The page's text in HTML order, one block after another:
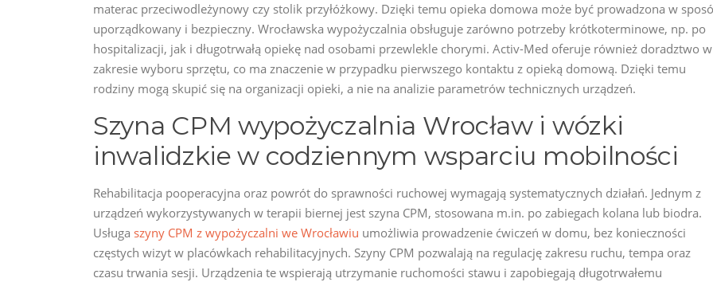
materac przeciwodleżynowy czy stolik przyłóżkowy. Dzięki temu opieka domowa może być prowadzona w
uporządkowany i bezpieczny. Wrocławska wypożyczalnia obsługuje zarówno potrzeby krótkoterminowe, np. po
hospitalizacji, jak i długotrwałą opiekę nad osobami przewlekle chorymi. Activ-Med oferuje również doradztwo w
zakresie wyboru sprzętu, co ma znaczenie w przypadku pierwszego kontaktu z opieką domową. Dzięki temu
rodziny mogą skupić się na organizacji opieki, a nie na analizie parametrów technicznych urządzeń.
Szyna CPM wypożyczalnia Wrocław i wózki
inwalidzkie w codziennym wsparciu mobilności
Rehabilitacja pooperacyjna oraz powrót do sprawności ruchowej wymagają systematycznych działań. Jednym z
urządzeń wykorzystywanych w terapii biernej jest szyna CPM, stosowana m.in. po zabiegach kolana lub biodra.
Usługa szyny CPM z wypożyczalni we Wrocławiu umożliwia prowadzenie ćwiczeń w domu, bez konieczności
częstych wizyt w placówkach rehabilitacyjnych. Szyny CPM pozwalają na regulację zakresu ruchu, tempa oraz
czasu trwania sesji. Urządzenia te wspierają utrzymanie ruchomości stawu i zapobiegają długotrwałemu